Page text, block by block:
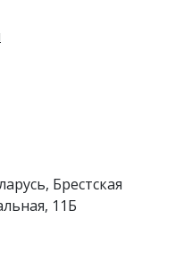
Брестская
11Б